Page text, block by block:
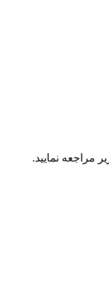
نمایید.